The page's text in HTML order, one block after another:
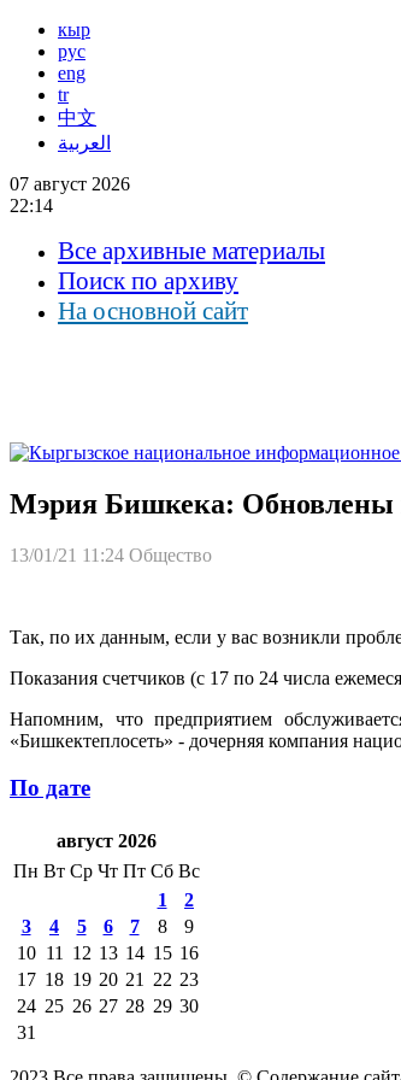
кыр
рус
eng
tr
中文
العربية
07 август 2026
22:14
Все архивные материалы
Поиск по архиву
На основной сайт
Мэрия Бишкека: Обновлены
13/01/21 11:24 Общество
Так, по их данным, если у вас возникли
Показания счетчиков (с 17 по 24 числа
Напомним, что предприятием
«Бишкектеплосеть» - дочерняя компания
По дате
август 2026
Пн Вт Ср Чт Пт Сб Вс
1
2
3
4 5 6 7 8
9
10 11 12 13 14 15 16
17 18 19 20 21 22 23
24 25 26 27 28 29 30
31